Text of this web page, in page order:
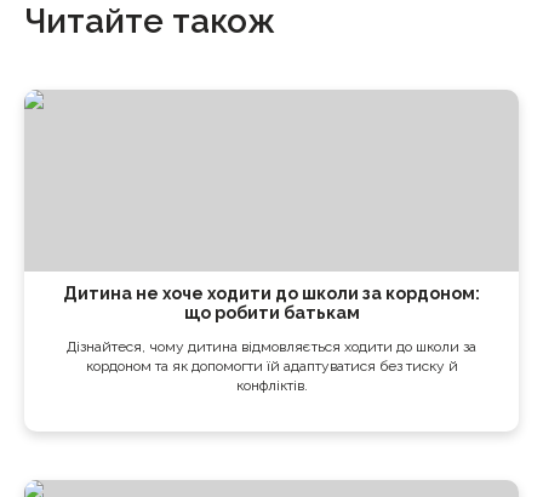
Читайте також
Дитина не хоче ходити до школи за кордоном:
що робити батькам
Дізнайтеся, чому дитина відмовляється ходити до школи за
кордоном та як допомогти їй адаптуватися без тиску й
конфліктів.